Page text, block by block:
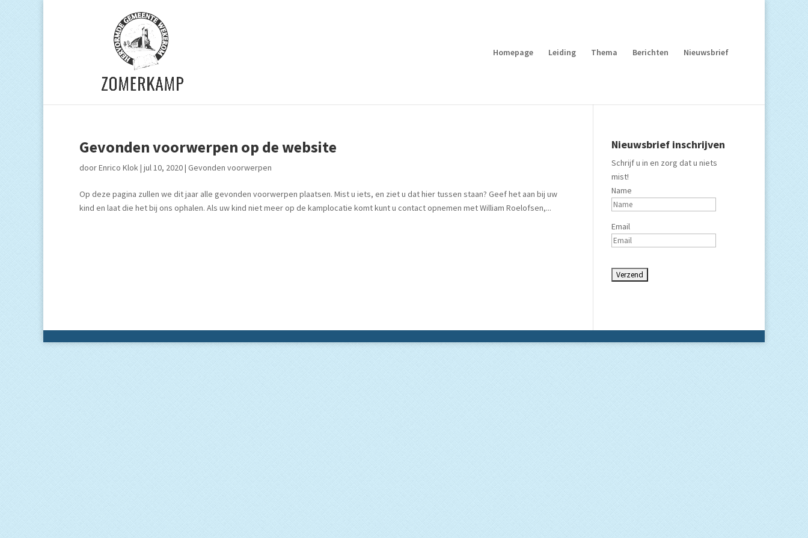
Homepage Leiding Thema Berichten Nieuwsbrief
Gevonden voorwerpen op de website
doorEnrico Klok| jul 10, 2020| Gevonden voorwerpen
Op deze pagina zullen we dit jaar alle gevonden voorwerpen plaatsen. Mist u iets, en ziet u dat hier tussen staan? Geef het aan bij uw
kind en laat die het bij ons ophalen. Als uw kind niet meer op de kamplocatie komt kunt u contact opnemen met William Roelofsen,...
Nieuwsbrief inschrijven
Schrijf u in en zorg dat u niets
mist!
Name
Email